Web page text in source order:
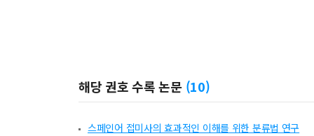
해당 권호 수록 논문 (10)
스페인어 접미사의 효과적인 이해를 위한 분류법 연구